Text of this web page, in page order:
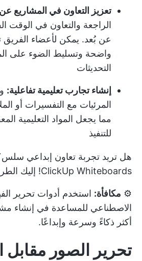
تعزيز التعاون في المشاريع
الراجعة والتعاون في الوقت
عن بُعد. يمكن لأعضاء الفريق
واضحة وتسليط الضوء على
التحديثات
إنشاء تجارب تعليمية تفاعلية:
المرئيات مع التفسيرات أو
مما يجعل المواد التعليمية
للتنفيذ
هل تريد تجربة تعاون إبداعي
ClickUp Whiteboards! إليك الطريقة. 👇🏼
⚙️ مكافأة: استخدم أدوات تحرير
الاصطناعي للمساعدة في إنشاء
أكثر ذكاءً وسرعة وإبداعًا.
تحرير الصور مقابل